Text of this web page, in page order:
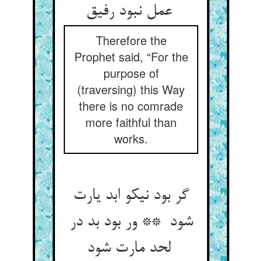
عمل نبود رفیق
Therefore the
Prophet said, “For the
purpose of
(traversing) this Way
there is no comrade
more faithful than
works.
گر بود نیکو ابد یارت
شود ** ور بود بد در
لحد مارت شود